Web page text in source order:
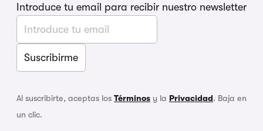
Introduce tu email para recibir nuestro newsletter
Al suscribirte, aceptas los Términos y la Privacidad. Baja en
un clic.